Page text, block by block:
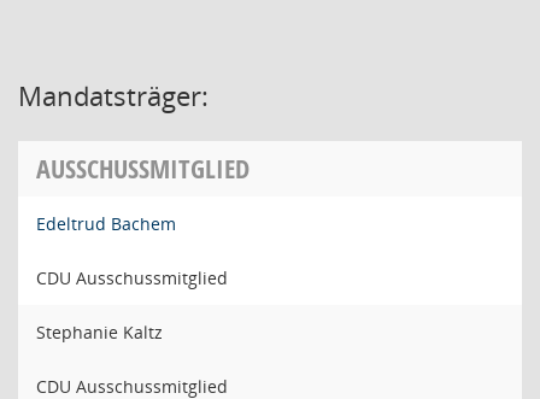
Mandatsträger:
AUSSCHUSSMITGLIED
Edeltrud Bachem
CDU Ausschussmitglied
Stephanie Kaltz
CDU Ausschussmitglied